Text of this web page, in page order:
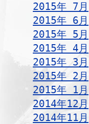
2015年 7月
2015年 6月
2015年 5月
2015年 4月
2015年 3月
2015年 2月
2015年 1月
2014年12月
2014年11月